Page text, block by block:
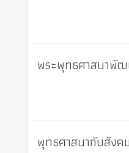
พระพุทธศาสนาพั
พุทธศาสนากับสังค